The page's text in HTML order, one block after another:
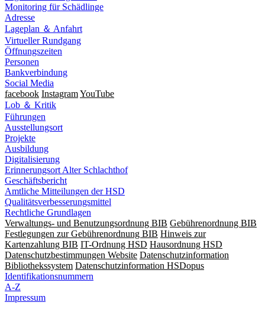
Monitoring für Schädlinge
Adresse
Lageplan ＆ Anfahrt
Virtueller Rundgang
Öffnungszeiten
Personen
Bankverbindung
Social Media
facebook InstagramYouTube
Lob ＆ Kritik
Führungen
Ausstellungsort
Projekte
Ausbildung
Digitalisierung
Erinnerungsort Alter Schlachthof
Geschäftsbericht
Amtliche Mitteilungen der HSD
Qualitätsverbesserungsmittel
Rechtliche Grundlagen
Verwaltungs- und Benutzungsordnung BIB Gebührenordnung BIB
Festlegungen zur Gebührenordnung BIB Hinweis zur
Kartenzahlung BIB IT-Ordnung HSD Hausordnung HSD
Datenschutzbestimmungen Website Datenschutzinformation
Bibliothekssystem Datenschutzinformation HSDopus
Identifikationsnummern
A-Z
Impressum